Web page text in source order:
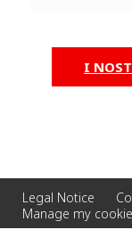
I
Legal Notice
Manage my